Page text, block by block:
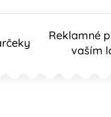
Reklamné
vaším